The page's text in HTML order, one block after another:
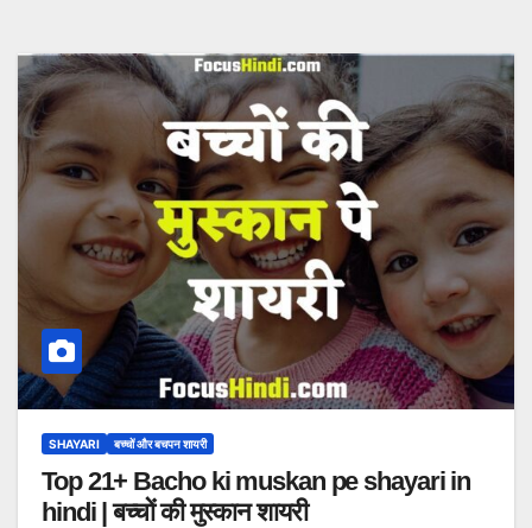
SHAYARI बच्चों और बचपन शायरी
Top 21+ Bacho ki muskan pe shayari in
hindi | बच्चों की मुस्कान शायरी